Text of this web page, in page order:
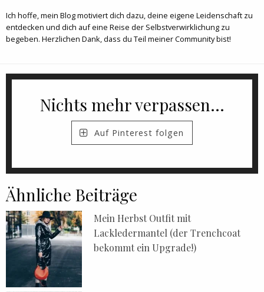
Ich hoffe, mein Blog motiviert dich dazu, deine eigene Leidenschaft zu
entdecken und dich auf eine Reise der Selbstverwirklichung zu
begeben. Herzlichen Dank, dass du Teil meiner Community bist!
Nichts mehr verpassen...
Auf Pinterest folgen
Ähnliche Beiträge
Mein Herbst Outfit mit
Lackledermantel (der Trenchcoat
bekommt ein Upgrade!)